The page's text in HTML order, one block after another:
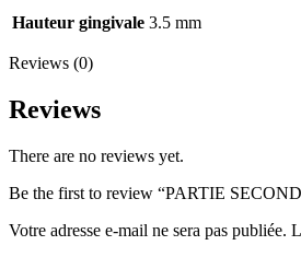
Hauteur gingivale 3.5 mm
Reviews (0)
Reviews
There are no reviews yet.
Be the first to review “PARTIE
Votre adresse e-mail ne sera pas publiée.